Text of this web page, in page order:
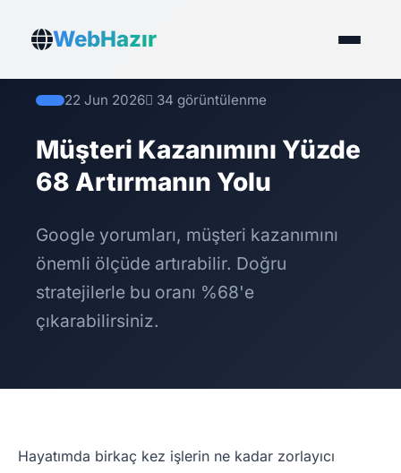
WebHazır
22 Jun 2026 34 görüntülenme
Müşteri Kazanımını Yüzde
68 Artırmanın Yolu
Google yorumları, müşteri kazanımını
önemli ölçüde artırabilir. Doğru
stratejilerle bu oranı %68'e
çıkarabilirsiniz.
Hayatımda birkaç kez işlerin ne kadar zorlayıcı